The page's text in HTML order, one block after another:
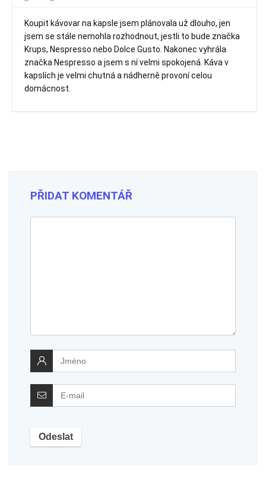
Koupit kávovar na kapsle jsem plánovala už dlouho, jen
jsem se stále nemohla rozhodnout, jestli to bude značka
Krups, Nespresso nebo Dolce Gusto. Nakonec vyhrála
značka Nespresso a jsem s ní velmi spokojená. Káva v
kapslích je velmi chutná a nádherně provoní celou
domácnost.
PŘIDAT KOMENTÁŘ